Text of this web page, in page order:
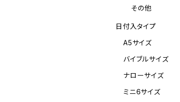
その他
日付入タイプ
A5サイズ
バイブルサイズ
ナローサイズ
ミニ6サイズ